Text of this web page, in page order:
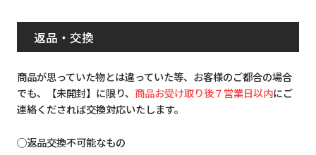
返品・交換
商品が思っていた物とは違っていた等、お客様のご都合の場合
でも、【未開封】に限り、 商品お受け取り後７営業日以内にご
連絡くだされば交換対応いたします。
◯返品交換不可能なもの